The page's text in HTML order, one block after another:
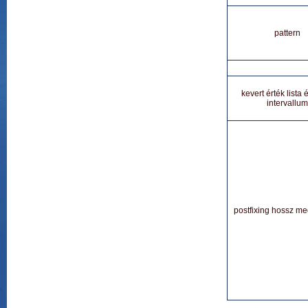
pattern
kevert érték lista
intervallum
postfixing hossz